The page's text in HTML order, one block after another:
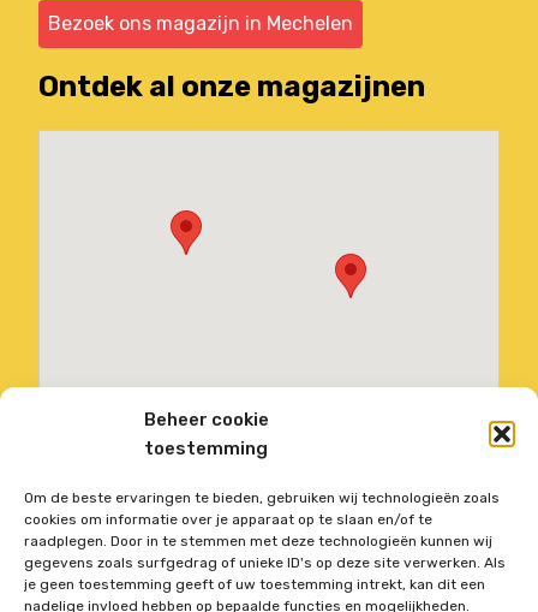
Beheer cookie
toestemming
Om de beste ervaringen te bieden, gebruiken wij technologieën zoals
cookies om informatie over je apparaat op te slaan en/of te
raadplegen. Door in te stemmen met deze technologieën kunnen wij
gegevens zoals surfgedrag of unieke ID's op deze site verwerken. Als
je geen toestemming geeft of uw toestemming intrekt, kan dit een
nadelige invloed hebben op bepaalde functies en mogelijkheden.
Bezoek ons magazijn in Mechelen
Ontdek al onze magazijnen